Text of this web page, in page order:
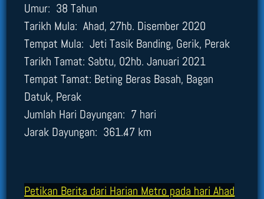
Umur: 38 Tahun
Tarikh Mula: Ahad, 27hb. Disember 2020
Tempat Mula: Jeti Tasik Banding, Gerik, Perak
Tarikh Tamat: Sabtu, 02hb. Januari 2021
Tempat Tamat: Beting Beras Basah, Bagan
Datuk, Perak
Jumlah Hari Dayungan: 7 hari
Jarak Dayungan: 361..47 km
Petikan Berita dari Harian Metro pada hari Ahad